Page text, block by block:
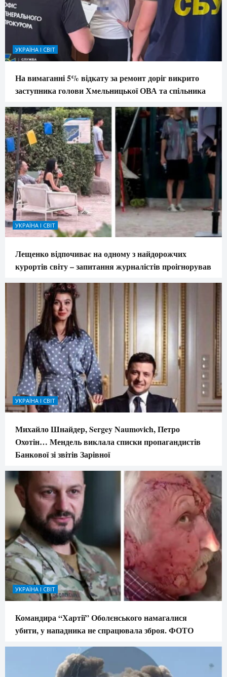
УКРАЇНА І СВІТ
На вимаганні 5% відкату за ремонт доріг викрито
заступника голови Хмельницької ОВА та спільника
УКРАЇНА І СВІТ
Лещенко відпочиває на одному з найдорожчих
курортів світу – запитання журналістів проігнорував
УКРАЇНА І СВІТ
Михайло Шнайдер, Sergey Naumovich, Петро
Охотін… Мендель виклала списки пропагандистів
Банкової зі звітів Зарівної
УКРАЇНА І СВІТ
Командира “Хартії” Оболєнського намагалися
убити, у нападника не спрацювала зброя. ФОТО